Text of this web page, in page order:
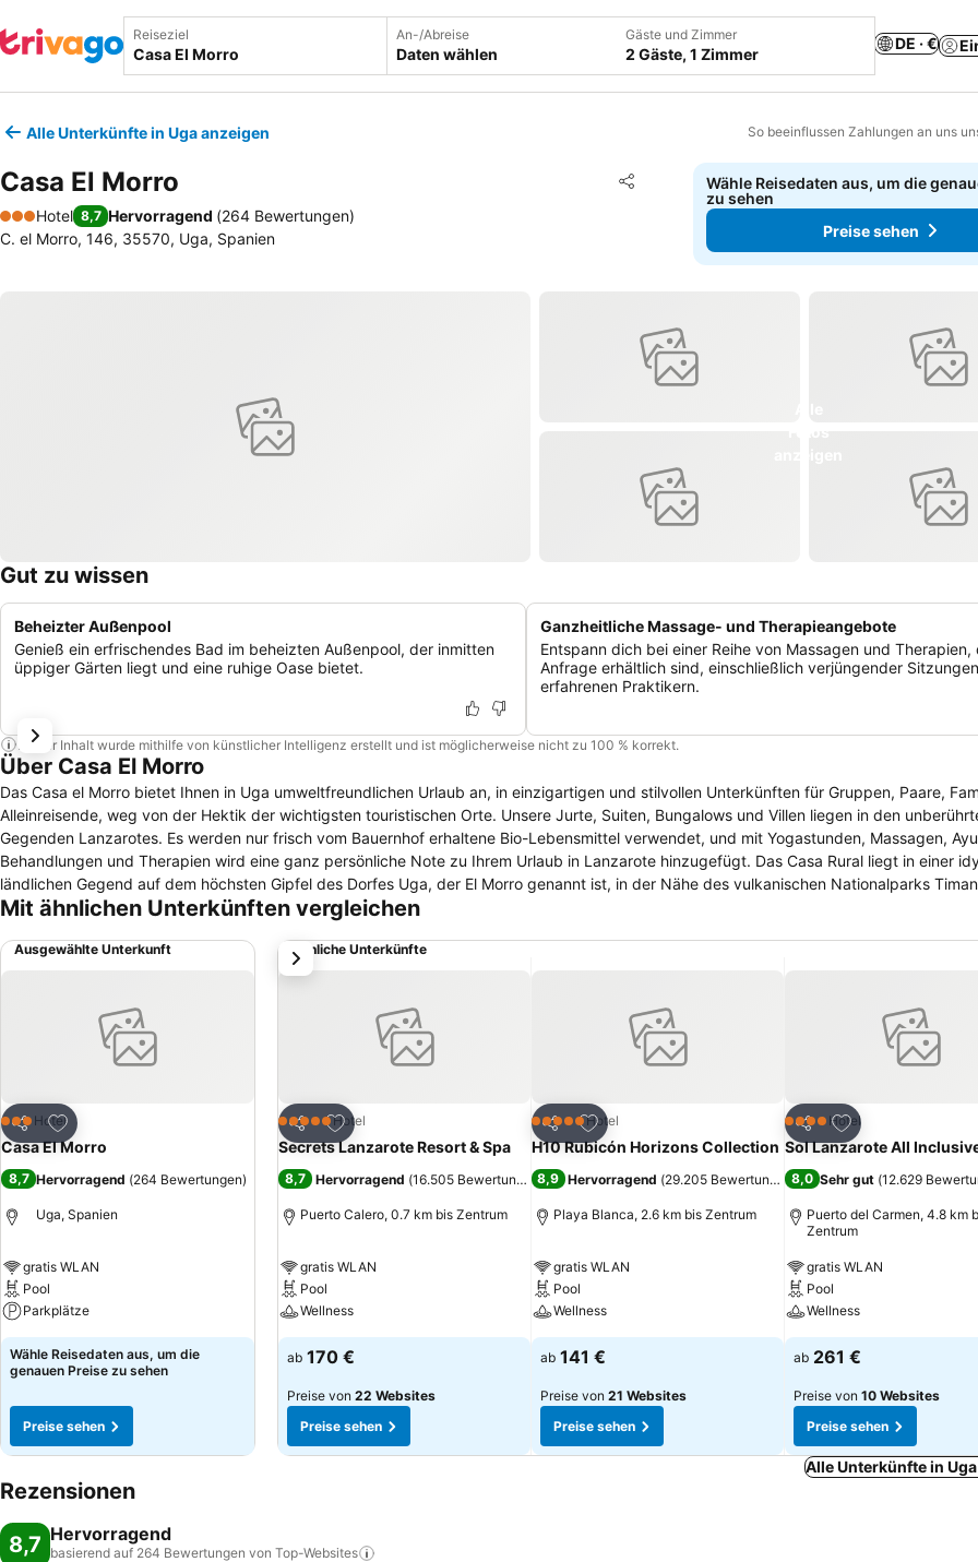
Reiseziel An-/Abreise
Daten wählen
Gäste und Zimmer
2 Gäste, 1 Zimmer
DE · €
Alle Unterkünfte in Uga anzeigen So beeinflussen Zahlungen an uns
Casa El Morro Teilen
Zu Favoriten hinzufügen
3 Sterne
Hotel 8,7 Hervorragend (264 Bewertungen)
C. el Morro, 146, 35570, Uga, Spanien
Wähle Reisedaten aus, um die
zu sehen
Preise sehen
Gut zu wissen
Beheizter Außenpool
Genieß ein erfrischendes Bad im beheizten Außenpool, der inmitten
üppiger Gärten liegt und eine ruhige Oase bietet.
Ganzheitliche Massage- und Therapieangebote
Entspann dich bei einer Reihe von Massagen und Therapien,
Anfrage erhältlich sind, einschließlich verjüngender
erfahrenen Praktikern.
Dieser Inhalt wurde mithilfe von künstlicher Intelligenz erstellt und ist möglicherweise nicht zu 100 % korrekt.
Über Casa El Morro
Das Casa el Morro bietet Ihnen in Uga umweltfreundlichen Urlaub an, in einzigartigen und stilvollen Unterkünften für Gruppen, Paare,
Alleinreisende, weg von der Hektik der wichtigsten touristischen Orte. Unsere Jurte, Suiten, Bungalows und Villen liegen in den
Gegenden Lanzarotes. Es werden nur frisch vom Bauernhof erhaltene Bio-Lebensmittel verwendet, und mit Yogastunden, Massagen,
Behandlungen und Therapien wird eine ganz persönliche Note zu Ihrem Urlaub in Lanzarote hinzugefügt. Das Casa Rural liegt in einer
ländlichen Gegend auf dem höchsten Gipfel des Dorfes Uga, der El Morro genannt ist, in der Nähe des vulkanischen Nationalparks
dem Weingebiet von La Geria. Das Familienunternehmen Finca Casa el Morro bietet 7 individuell gestaltete, komplett ausgestattete und
Geria, Femés und Máguez) und ein 2-Schlafzimmer, 2-stöckiges Apartment mit spektakulärem Blick direkt neben dem Strand in Mala.
Unterkünfte verfügt über Sat-TV, Musik-Systeme und gratis WiFi.
Mit ähnlichen Unterkünften vergleichen
Ausgewählte Unterkunft
Teilen
Zu Favoriten hinzufügen
3 SterneHotel
Casa El Morro
8,7 Hervorragend (264 Bewertungen)
Uga, Spanien
gratis WLAN
Pool
Parkplätze
Wähle Reisedaten aus, um die
genauen Preise zu sehen
Preise sehen
Ähnliche Unterkünfte
Teilen
Zu Favoriten hinzufügen
5 Sterne Hotel
Secrets Lanzarote Resort & Spa
8,7 Hervorragend (16.505 Bewertungen)
Puerto Calero, 0.7 km bis Zentrum
gratis WLAN
Pool
Wellness
ab 170 €
Preise von 22 Websites
Preise sehen
Teilen
Zu Favoriten hinzufügen
5 Sterne Hotel
H10 Rubicón Horizons Collection
8,9 Hervorragend (29.205 Bewertungen)
Playa Blanca, 2.6 km bis Zentrum
gratis WLAN
Pool
Wellness
ab 141 €
Preise von 21 Websites
Preise sehen
Teilen
Zu Favoriten
4 SterneHotel
Sol Lanzarote All
8,0 Sehr gut (12.629
Puerto del Carmen, 4.8 km
Zentrum
gratis WLAN
Pool
Wellness
ab 261 €
Preise von 10 Websites
Preise sehen
weiter
Alle Unterkünfte in
Rezensionen
8,7 Hervorragend
basierend auf 264 Bewertungen von Top-Websites